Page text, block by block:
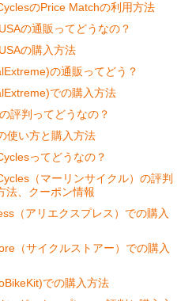
のPrice Matchの利用方法
の通販ってどうなの？
の購入方法
の通販ってどう？
での購入方法
評判ってどうなの？
使い方と購入方法
ってどうなの？
（マーリンサイクル）の評判
法、クーポン情報
（アリエクスプレス）での購入
（サイクルストアー）での購入
での購入方法